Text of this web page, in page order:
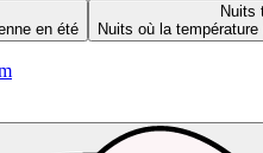
en été
Nuits
Nuits où la